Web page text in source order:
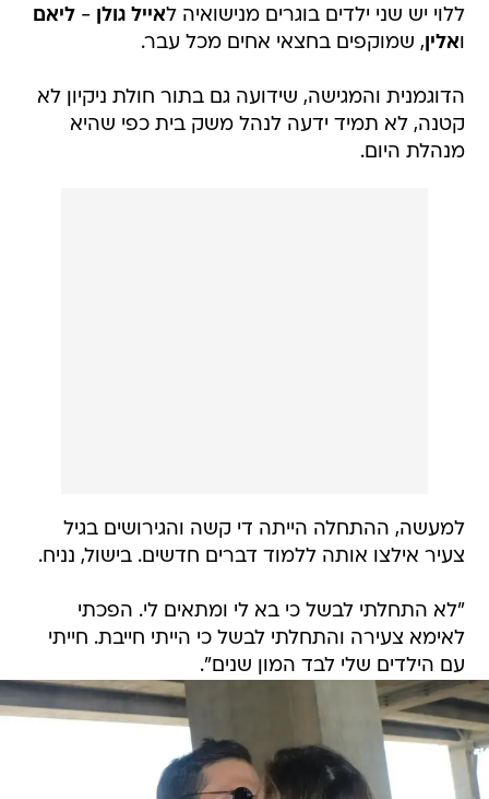
ללוי יש שני ילדים בוגרים מנישואיה לאייל גולן -ליאם
ואלין, שמוקפים בחצאי אחים מכל עבר.
הדוגמנית והמגישה, שידועה גם בתור חולת ניקיון לא
קטנה, לא תמיד ידעה לנהל משק בית כפי שהיא
מנהלת היום.
למעשה, ההתחלה הייתה די קשה והגירושים בגיל
צעיר אילצו אותה ללמוד דברים חדשים. בישול, נניח.
"לא התחלתי לבשל כי בא לי ומתאים לי. הפכתי
לאימא צעירה והתחלתי לבשל כי הייתי חייבת. חייתי
עם הילדים שלי לבד המון שנים".